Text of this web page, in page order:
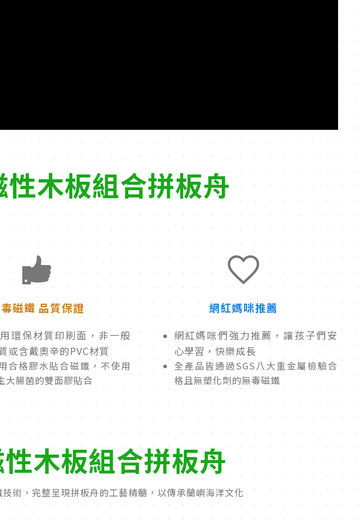
木板組合拼板舟
磁鐵 品質保證
環保材質印刷面，非一般
或含戴奧辛的PVC材質
合格膠水貼合磁鐵，不使用
大腸菌的雙面膠貼合
網紅媽咪推薦
網紅媽咪們強力推薦，讓孩子們安
心學習，快樂成長
全產品皆通過SGS八大重金屬檢驗合
格且無塑化劑的無毒磁鐵
木板組合拼板舟
術，完整呈現拼板舟的工藝精髓，以傳承蘭嶼海洋文化